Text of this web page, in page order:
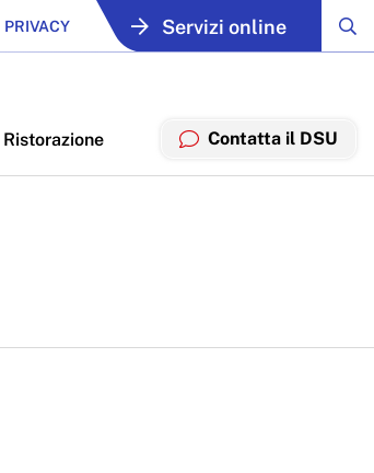
PRIVACY Servizi online
Ristorazione Contatta il DSU